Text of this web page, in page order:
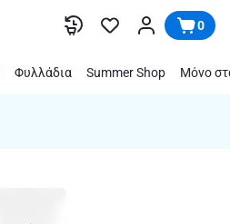
0
Φυλλάδια Summer Shop Μόνο